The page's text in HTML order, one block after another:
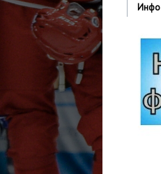
Инфо